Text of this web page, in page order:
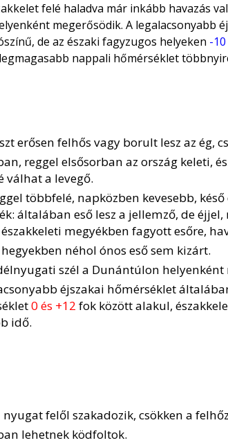
felé haladva már inkább havazás
megerősödik. A legalacsonyabb
de az északi fagyzugos helyeken -10
nappali hőmérséklet
erősen felhős vagy borult lesz az ég,
reggel elsősorban az ország keleti,
válhat a levegő.
többfelé, napközben kevesebb,
általában eső lesz a jellemző, de
északkeleti megyékben fagyott esőre,
hegyekben néhol ónos eső sem kizárt.
szél a Dunántúlon helyenként
éjszakai hőmérséklet
0 és +12 fok között alakul,
idő.
nyugat felől szakadozik, csökken a
lehetnek ködfoltok.